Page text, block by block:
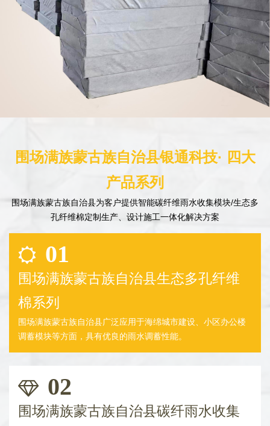
围场满族蒙古族自治县银通科技· 四大
产品系列
围场满族蒙古族自治县为客户提供智能碳纤维雨水收集模块/生态多
孔纤维棉定制生产、设计施工一体化解决方案
01
围场满族蒙古族自治县生态多孔纤维
棉系列
围场满族蒙古族自治县广泛应用于海绵城市建设、小区办公楼
调蓄模块等方面，具有优良的雨水调蓄性能。
02
围场满族蒙古族自治县碳纤雨水收集